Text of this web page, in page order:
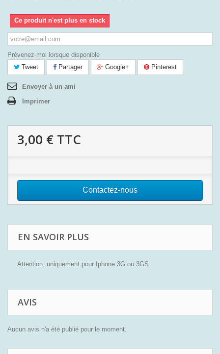
Ce produit n'est plus en stock
Prévenez-moi lorsque disponible
Tweet
Partager Google+ Pinterest
Envoyer à un ami
Imprimer
3,00 € TTC
Contactez-nous
EN SAVOIR PLUS
Attention, uniquement pour Iphone 3G ou 3GS
AVIS
Aucun avis n'a été publié pour le moment.